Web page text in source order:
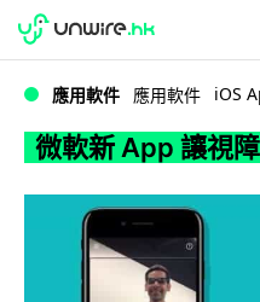
微軟新 App 讓
WWDC 2026
應用軟件 應用軟件 iOS
微軟新 App 讓視